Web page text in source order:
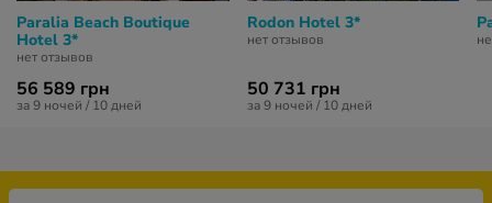
Paralia Beach Boutique
Hotel 3*
нет отзывов
56 589 грн
за 9 ночей / 10 дней
Rodon Hotel 3*
нет отзывов
50 731 грн
за 9 ночей / 10 дней